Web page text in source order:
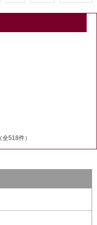
518件）